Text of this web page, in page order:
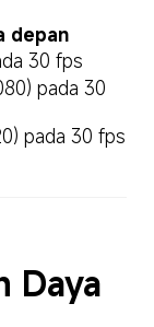
depan
30 fps
pada 30
pada 30 fps
Daya